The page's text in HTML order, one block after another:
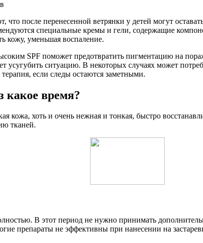
после перенесенной ветрянки у детей могут
специальные кремы и гели, содержащие
кожу, уменьшая воспаление.
SPF поможет предотвратить пигментацию на
ситуацию. В некоторых случаях может
если следы остаются заметными.
какое время?
кожа, хоть и очень нежная и тонкая, быстро
тканей.
В этот период не нужно принимать
препараты не эффективны при нанесении на